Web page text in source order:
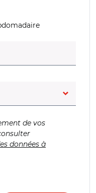
de vos
données à